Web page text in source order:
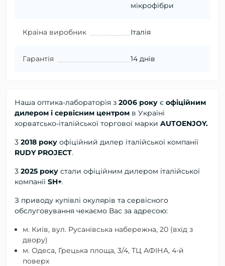
мікрофібри
Країна виробник Італія
Гарантія 14 днів
Наша оптика-лабораторія з 2006 року є офіційним
дилером і сервісним центром в Україні
хорватсько-італійської торгової марки AUTOENJOY.
3 2018 року офіційний дилер італійської компанії
RUDY PROJECT.
3 2025 року стали офіційним дилером італійської
компанії SH+.
З приводу купівлі окулярів та сервісного
обслуговування чекаємо Вас за адресою:
м. Київ, вул. Русанівська набережна, 20 (вхід з
двору)
м. Одеса, Грецька площа, 3/4, ТЦ АФІНА, 4-й
поверх